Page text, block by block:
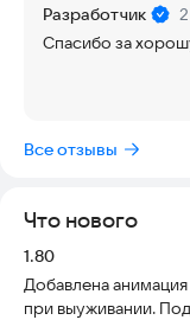
🔥 Турниры и
🛒 Магазин снастей
👥 Командные
🎁 Почему стоит
даже при смене
📌 Бонусы за
📌 Доступ к
Разработчик
Спасибо за
Все отзывы
Что нового
Версия:
1.80
Добавлена
при выуживании.